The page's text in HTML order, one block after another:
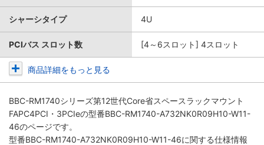
シャーシタイプ 4U
PCIバス スロット数 [4～6スロット] 4スロット
商品詳細をもっと見る
BBC-RM1740シリーズ第12世代Core省スペースラックマウント
FAPC4PCI・3PCIeの型番BBC-RM1740-A732NK0R09H10-W11-
46のページです。
型番BBC-RM1740-A732NK0R09H10-W11-46に関する仕様情報